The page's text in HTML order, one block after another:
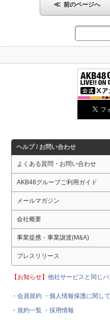
≪ 前のページへ
ヘルプ / お問い合わせ
よくある質問・お問い合わせ
AKB48グループご利用ガイド
メールマガジン
会社概要
事業提携・事業譲渡(M&A)
プレスリリース
【お知らせ】他社サービスと同じ
・会員規約 ・個人情報保護に関して
・規約一覧 ・採用情報